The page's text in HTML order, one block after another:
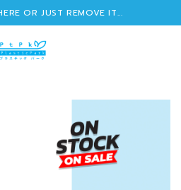
OR JUST REMOVE IT...